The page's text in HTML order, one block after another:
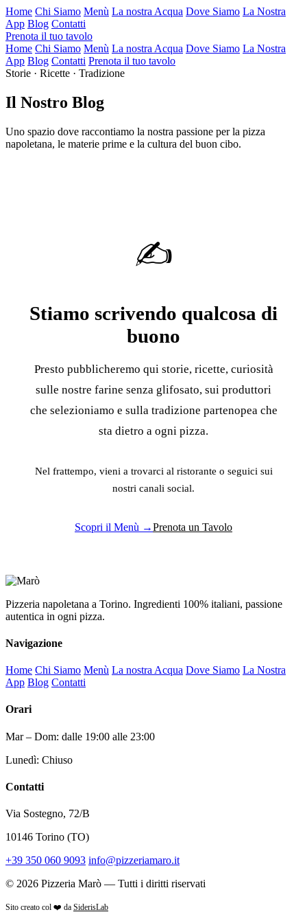
Home Chi Siamo Menù La nostra Acqua Dove Siamo La Nostra
App Blog Contatti
Prenota il tuo tavolo
Home Chi Siamo Menù La nostra Acqua Dove Siamo La Nostra
App Blog Contatti Prenota il tuo tavolo
Storie · Ricette · Tradizione
Il Nostro Blog
Uno spazio dove raccontiamo la nostra passione per la pizza
napoletana, le materie prime e la cultura del buon cibo.
✍️
Stiamo scrivendo qualcosa di
buono
Presto pubblicheremo qui storie, ricette, curiosità
sulle nostre farine senza glifosato, sui produttori
che selezioniamo e sulla tradizione partenopea che
sta dietro a ogni pizza.
Nel frattempo, vieni a trovarci al ristorante o seguici sui
nostri canali social.
Scopri il Menù →Prenota un Tavolo
Pizzeria napoletana a Torino. Ingredienti 100% italiani, passione
autentica in ogni pizza.
Navigazione
Home Chi Siamo Menù La nostra Acqua Dove Siamo La Nostra
App Blog Contatti
Orari
Mar – Dom: dalle 19:00 alle 23:00
Lunedì: Chiuso
Contatti
Via Sostegno, 72/B
10146 Torino (TO)
+39 350 060 9093 info@pizzeriamaro.it
© 2026 Pizzeria Marò — Tutti i diritti riservati
Sito creato col ❤️ da SiderisLab